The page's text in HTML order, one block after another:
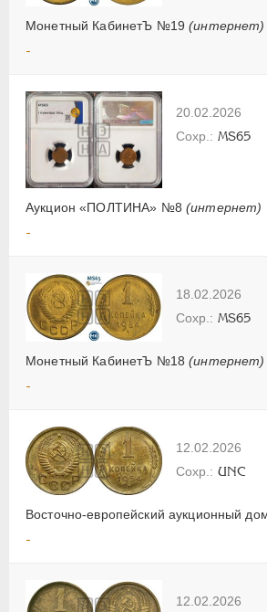
Монетный КабинетЪ №19(интернет)
-
20.02.2026
Аукцион «ПОЛТИНА» №8 (интернет)
MS65
-
18.02.2026
Монетный КабинетЪ №18(интернет)
MS65
-
12.02.2026
Восточно-европейский аукционный
UNC
-
12.02.2026